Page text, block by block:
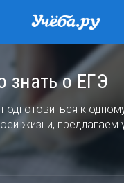
знать о ЕГЭ
к
жизни, предлагаем